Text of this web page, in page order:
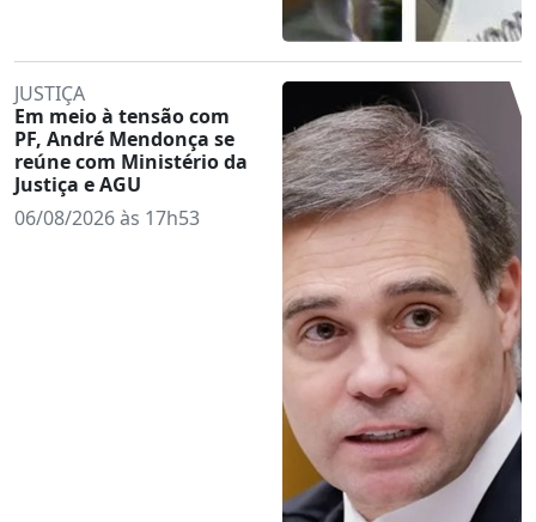
JUSTIÇA
Em meio à tensão com
PF, André Mendonça se
reúne com Ministério da
Justiça e AGU
06/08/2026 às 17h53